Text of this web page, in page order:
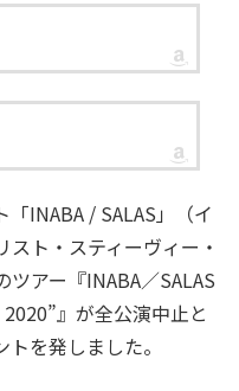
INABA / SALAS」（イ
ト・スティーヴィー・
アー『INABA／SALAS
』が全公演中止と
を発しました。